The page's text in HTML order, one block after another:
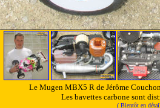
Le Mugen MBX5 R de Jérôme
Les bavettes carbone sont
( Bientôt en